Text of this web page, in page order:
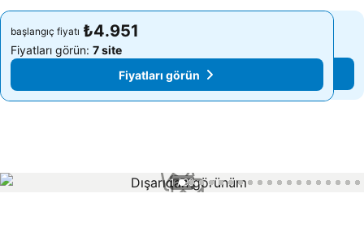
başlangıç fiyatı ₺4.951
Fiyatları görün: 7 site
Fiyatları görün
başlangıç fiyatı ₺4.951
Fiyatları görün: 7 site
Fiyatları görün
1 / 99